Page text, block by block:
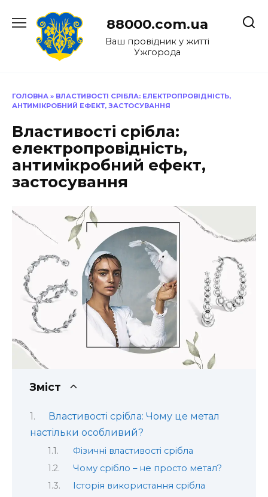
до
88000.com.ua
Ваш провідник у житті
Ужгорода
ГОЛОВНА » ВЛАСТИВОСТІ СРІБЛА: ЕЛЕКТРОПРОВІДНІСТЬ,
АНТИМІКРОБНИЙ ЕФЕКТ, ЗАСТОСУВАННЯ
Властивості срібла:
електропровідність,
антимікробний ефект,
застосування
Зміст
Властивості срібла: Чому це метал
настільки особливий?
Фізичні властивості срібла
Чому срібло – не просто метал?
Історія використання срібла